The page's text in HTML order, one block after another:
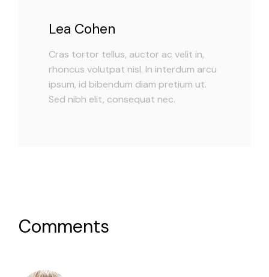
Lea Cohen
Cras tortor tellus, auctor ac velit in,
rhoncus volutpat nisl. In interdum arcu
ipsum, id bibendum diam pretium ut.
Sed nibh elit, consequat nec.
Comments